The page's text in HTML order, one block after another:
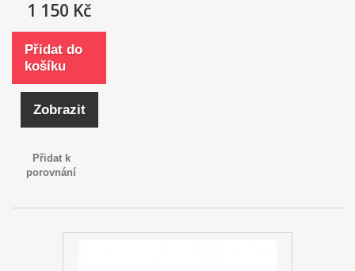
1 150 Kč
Přidat do
košíku
Zobrazit
Přidat k
porovnání